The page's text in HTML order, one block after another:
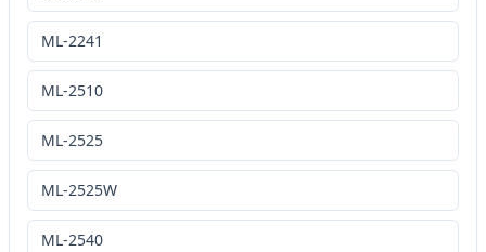
ML-2241
ML-2510
ML-2525
ML-2525W
ML-2540